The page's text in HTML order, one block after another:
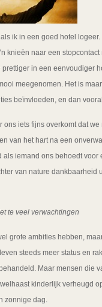
als ik in een goed hotel
knieën naar een
in een eenvoudiger
meegenomen. Het is
beïnvloeden, en dan
iets fijns overkomt dat
van het hart na een
iemand ons behoedt
van nature dankbaarheid
te veel verwachtingen
grote ambities hebben,
steeds meer status en
Maar mensen die
kinderlijk verheugd
zonnige dag.